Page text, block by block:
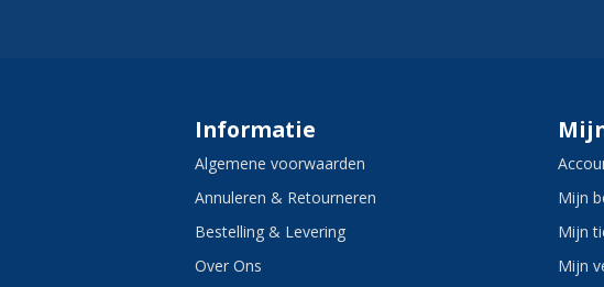
Informatie
Algemene voorwaarden
Annuleren & Retourneren
Bestelling & Levering
Over Ons
Mijn
Mijn
Mijn